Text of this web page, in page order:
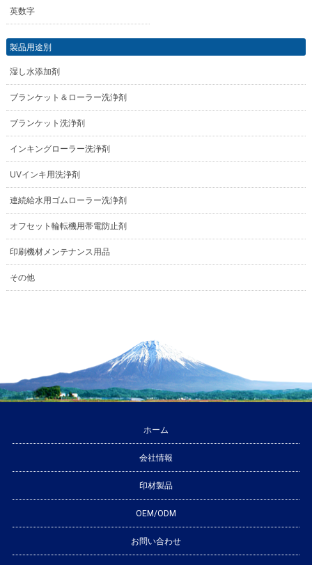
英数字
製品用途別
湿し水添加剤
ブランケット＆ローラー洗浄剤
ブランケット洗浄剤
インキングローラー洗浄剤
UVインキ用洗浄剤
連続給水用ゴムローラー洗浄剤
オフセット輪転機用帯電防止剤
印刷機材メンテナンス用品
その他
ホーム
会社情報
印材製品
OEM/ODM
お問い合わせ